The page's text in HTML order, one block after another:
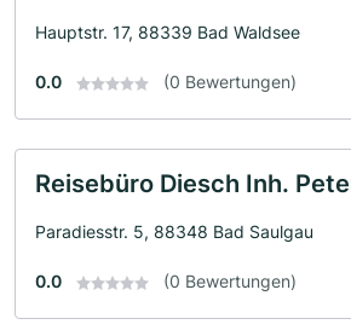
Hauptstr. 17, 88339 Bad Waldsee
0.0 (0 Bewertungen)
Reisebüro Diesch Inh.
Paradiesstr. 5, 88348 Bad Saulgau
0.0 (0 Bewertungen)